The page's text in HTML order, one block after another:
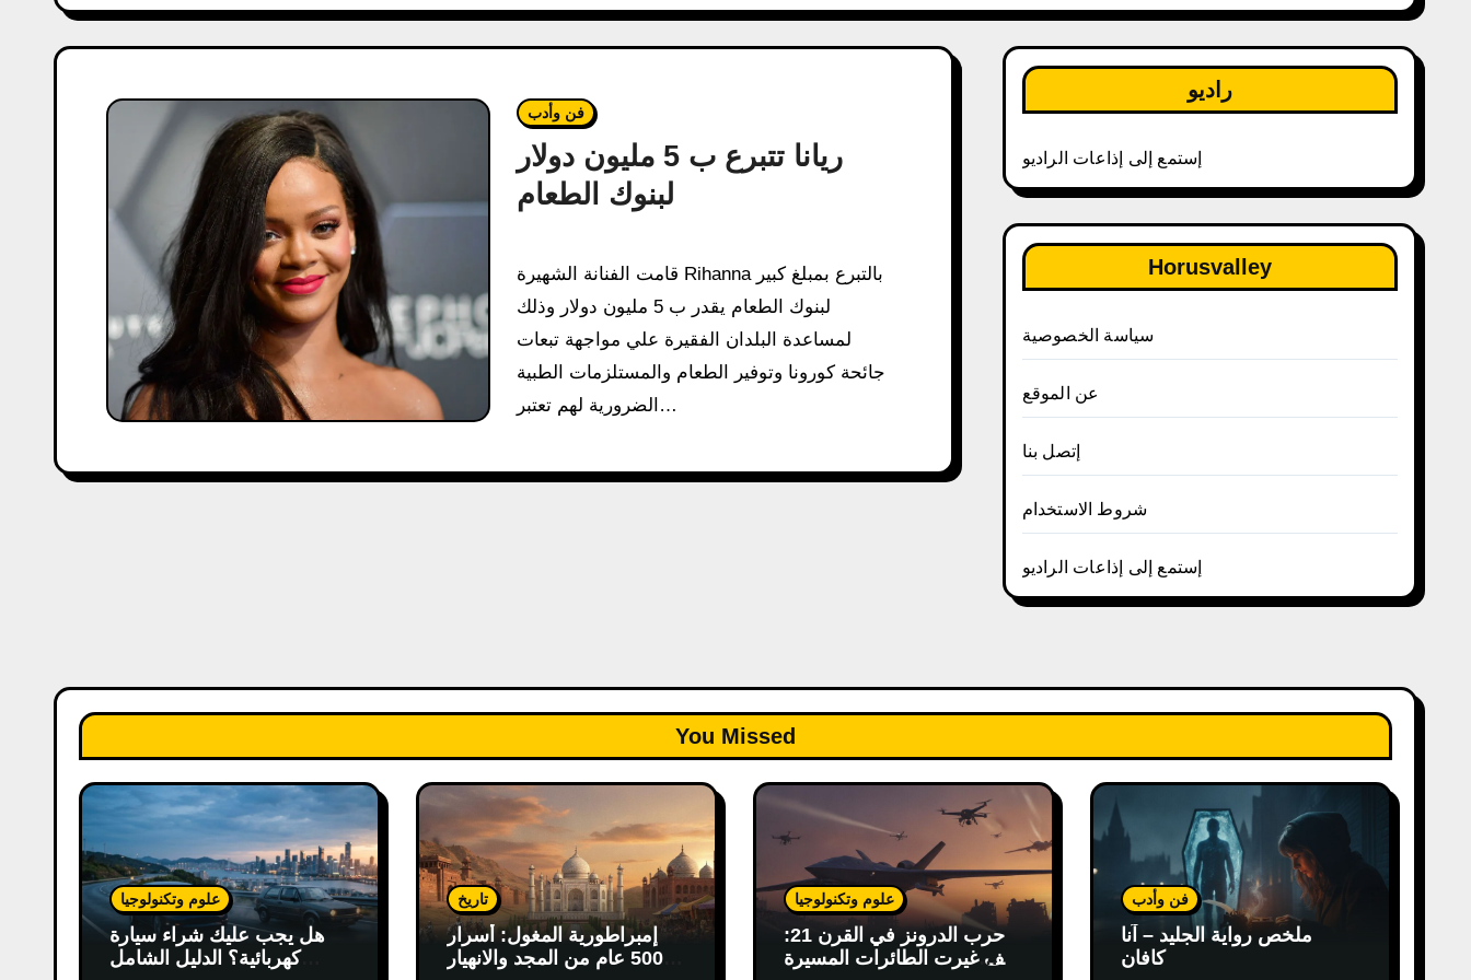
فن وأدب
ريانا تتبرع ب 5 مليون دولار
لبنوك الطعام
قامت الفنانة الشهيرة Rihanna بالتبرع بمبلغ كبير
لبنوك الطعام يقدر ب 5 مليون دولار وذلك
لمساعدة البلدان الفقيرة علي مواجهة تبعات
جائحة كورونا وتوفير الطعام والمستلزمات الطبية
الضرورية لهم تعتبر…
راديو
إستمع إلى إذاعات الراديو
Horusvalley
سياسة الخصوصية
عن الموقع
إتصل بنا
شروط الاستخدام
إستمع إلى إذاعات الراديو
You Missed
علوم وتكنولوجيا
هل يجب عليك شراء سيارة
كهربائية؟ الدليل الشامل
تاريخ
إمبراطورية المغول: أسرار
500 عام من المجد والانهيار
علوم وتكنولوجيا
حرب الدرونز في القرن 21:
كيف غيرت الطائرات المسيرة
فن وأدب
ملخص رواية الجليد – آنا
كافان